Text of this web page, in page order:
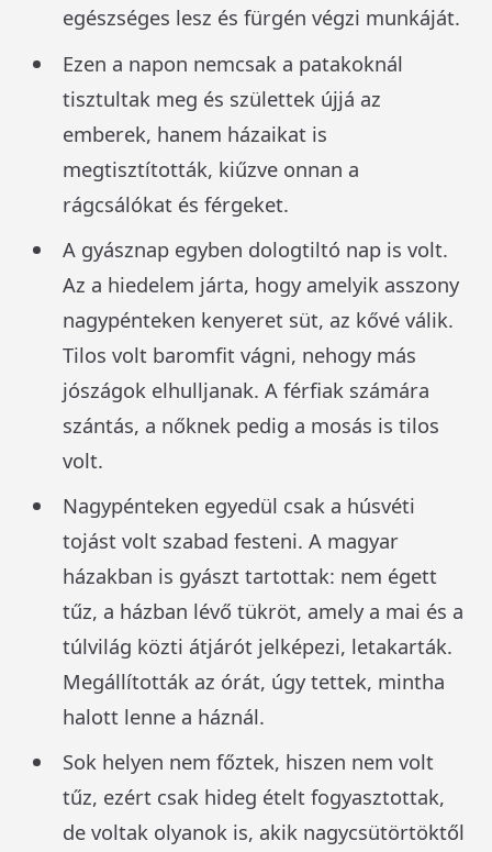
egészséges lesz és fürgén végzi munkáját.
Ezen a napon nemcsak a patakoknál
tisztultak meg és születtek újjá az
emberek, hanem házaikat is
megtisztították, kiűzve onnan a
rágcsálókat és férgeket.
A gyásznap egyben dologtiltó nap is volt.
Az a hiedelem járta, hogy amelyik asszony
nagypénteken kenyeret süt, az kővé válik.
Tilos volt baromfit vágni, nehogy más
jószágok elhulljanak. A férfiak számára
szántás, a nőknek pedig a mosás is tilos
volt.
Nagypénteken egyedül csak a húsvéti
tojást volt szabad festeni. A magyar
házakban is gyászt tartottak: nem égett
tűz, a házban lévő tükröt, amely a mai és a
túlvilág közti átjárót jelképezi, letakarták.
Megállították az órát, úgy tettek, mintha
halott lenne a háznál.
Sok helyen nem főztek, hiszen nem volt
tűz, ezért csak hideg ételt fogyasztottak,
de voltak olyanok is, akik nagycsütörtöktől